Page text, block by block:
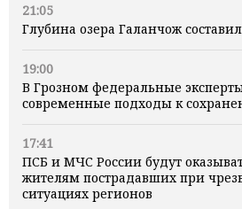
21:05
Глубина озера Галанчож
19:00
В Грозном федеральные
современные подходы к
17:41
ПСБ и МЧС России будут
жителям пострадавших при
ситуациях регионов